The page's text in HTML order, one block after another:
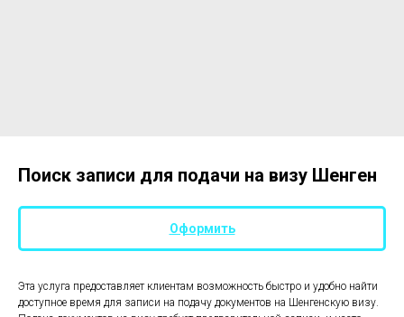
Поиск записи для подачи на визу Шенген
Оформить
Эта услуга предоставляет клиентам возможность быстро и удобно найти
доступное время для записи на подачу документов на Шенгенскую визу.